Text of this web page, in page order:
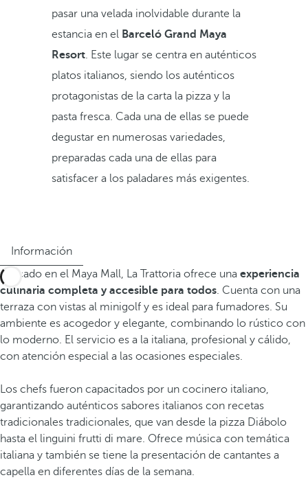
pasar una velada inolvidable durante la
estancia en el Barceló Grand Maya
Resort. Este lugar se centra en auténticos
platos italianos, siendo los auténticos
protagonistas de la carta la pizza y la
pasta fresca. Cada una de ellas se puede
degustar en numerosas variedades,
preparadas cada una de ellas para
satisfacer a los paladares más exigentes.
Información
Ubicado en el Maya Mall, La Trattoria ofrece una experiencia
culinaria completa y accesible para todos. Cuenta con una
terraza con vistas al minigolf y es ideal para fumadores. Su
ambiente es acogedor y elegante, combinando lo rústico con
lo moderno. El servicio es a la italiana, profesional y cálido,
con atención especial a las ocasiones especiales.
Los chefs fueron capacitados por un cocinero italiano,
garantizando auténticos sabores italianos con recetas
tradicionales tradicionales, que van desde la pizza Diábolo
hasta el linguini frutti di mare. Ofrece música con temática
italiana y también se tiene la presentación de cantantes a
capella en diferentes días de la semana.